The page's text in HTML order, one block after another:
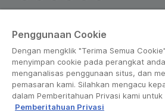
Penggunaan Cookie
Dengan mengklik "Terima Semua
menyimpan cookie pada perangkat
menganalisas penggunaan situs, dan
pemasaran kami. Silahkan mengacu
dalam Pemberitahuan Privasi kami
Pemberitahuan Privasi